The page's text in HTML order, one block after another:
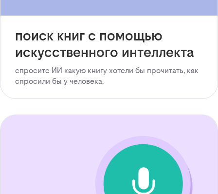
поиск книг с помощью
искусственного интеллекта
спросите ИИ какую книгу хотели бы прочитать, как
спросили бы у человека.